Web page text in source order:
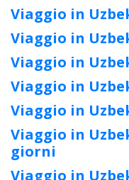
Viaggio in
Viaggio in
Viaggio in
Viaggio in
Viaggio in
Viaggio in
giorni
Viaggio in